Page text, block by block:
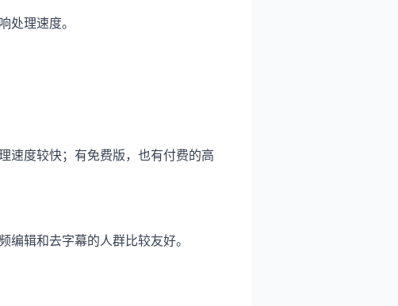
处理速度。
速度较快；有免费版，也有付费的高
辑和去字幕的人群比较友好。